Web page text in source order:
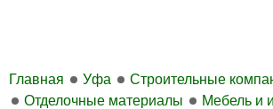
Главная Уфа
Строительные
Отделочные материалы
Мебель и